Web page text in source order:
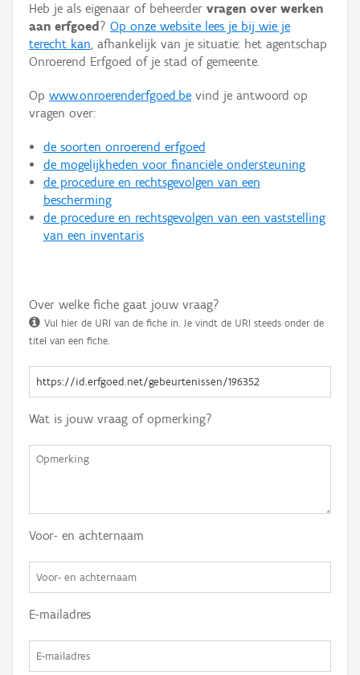
Hergebruik
Aanmelden
Heb je als eigenaar of beheerder vragen over werken
aan erfgoed ? Op onze website lees je bij wie je
terecht kan, afhankelijk van je situatie: het agentschap
Onroerend Erfgoed of je stad of gemeente.
Op www.onroerenderfgoed.be vind je antwoord op
vragen over:
de soorten onroerend erfgoed
de mogelijkheden voor financiële ondersteuning
de procedure en rechtsgevolgen van een
bescherming
de procedure en rechtsgevolgen van een vaststelling
van een inventaris
Over welke fiche gaat jouw vraag?
Vul hier de URI van de fiche in. Je vindt de URI steeds onder de
titel van een fiche.
Wat is jouw vraag of opmerking?
Voor- en achternaam
E-mailadres